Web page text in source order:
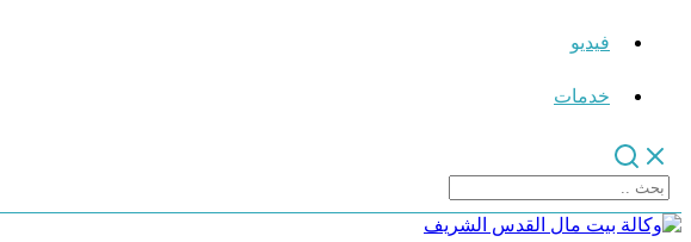
فيديو
خدمات